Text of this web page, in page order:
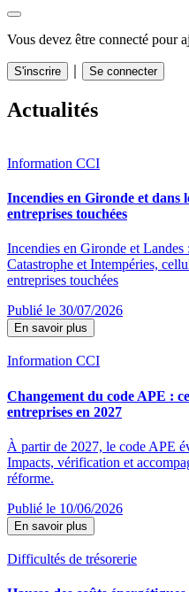
Vous devez être connecté pour
S'inscrire Se connecter
Actualités
Information CCI
Incendies en Gironde et dans
entreprises touchées
Incendies en Gironde et
Catastrophe et Intempéries,
entreprises touchées
Publié le 30/07/2026
En savoir plus
Information CCI
Changement du code APE :
entreprises en 2027
À partir de 2027, le code APE
Impacts, vérification et
réforme.
Publié le 10/06/2026
En savoir plus
Difficultés de trésorerie